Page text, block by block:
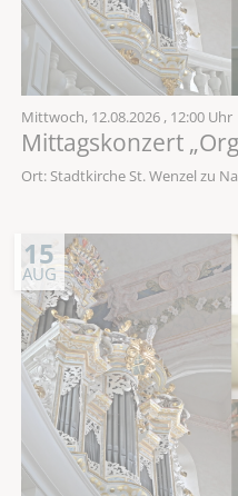
Mittwoch, 12.08.2026 , 12:00 Uhr
Mittagskonzert
Ort: Stadtkirche St. Wenzel zu
15
AUG